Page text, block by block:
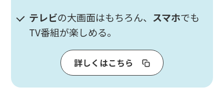
テレビの大画面はもちろん、 スマホでも
TV番組が楽しめる。
詳しくはこちら